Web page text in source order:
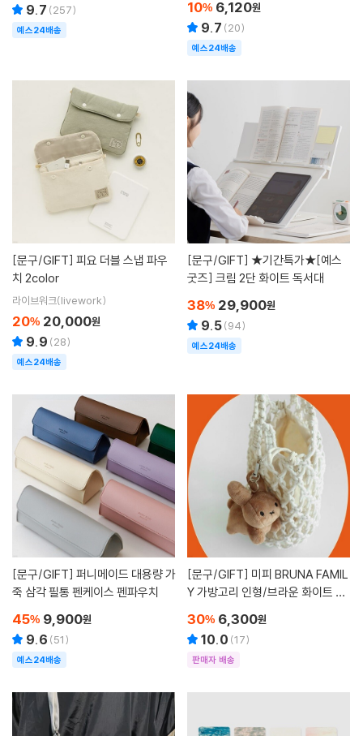
9.7 (257)
예스24배송
10% 6,120원
9.7 (20)
예스24배송
[문구/GIFT]
치 2color
라이브워크(livework)
20% 20,000원
9.9 (28)
예스24배송
[문구/GIFT]
굿즈] 크림 2단 화이트 독서대
38% 29,900원
9.5(94)
예스24배송
[문구/GIFT]
죽 삼각 필통 펜케이스 펜파우치
45% 9,900원
9.6 (51)
예스24배송
[문구/GIFT]
Y 가방고리 인형/브라운 화이트 그
30% 6,300원
10.0 (17)
판매자 배송